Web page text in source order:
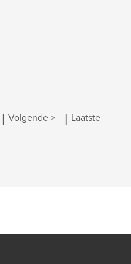
| Volgende > | Laatste